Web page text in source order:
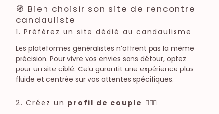
🧭 Bien choisir son site de rencontre
candauliste
1. Préférez un site dédié au candaulisme
Les plateformes généralistes n’offrent pas la même
précision. Pour vivre vos envies sans détour, optez
pour un site ciblé. Cela garantit une expérience plus
fluide et centrée sur vos attentes spécifiques.
2. Créez un profil de couple 👩‍❤️‍👨